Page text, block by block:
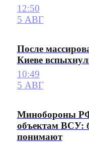
12:50
5 АВГ
После
Киеве
10:49
5 АВГ
Минобороны
объектам ВСУ:
понимают